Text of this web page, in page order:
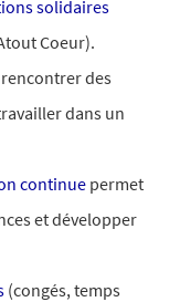
solidaires
Coeur).
des
dans un
continuepermet
et développer
(congés, temps